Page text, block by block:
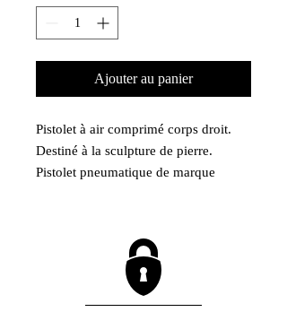
Ajouter au panier
Pistolet à air comprimé corps droit.
Destiné à la sculpture de pierre.
Pistolet pneumatique de marque
Ciseau, gouge, boucharde, etc.
Outil conçu pour les spécialistes de la